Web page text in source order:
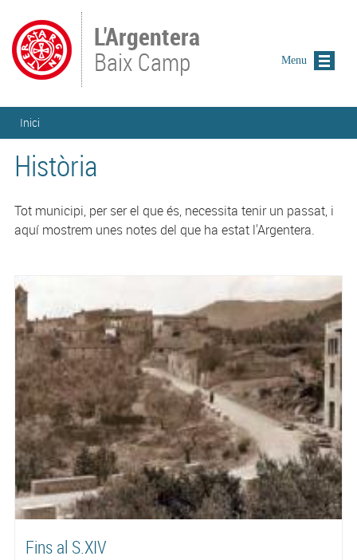
L'Argentera
Baix Camp
Esteu aquí
Inici
Història
Tot municipi, per ser el que és, necessita tenir un passat, i
aquí mostrem unes notes del que ha estat l'Argentera.
Fins al S.XIV
Menu